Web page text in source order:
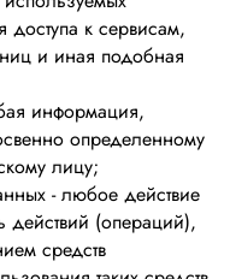
доступа к сервисам,
и иная подобная
информация,
определенному
лицу;
- любое действие
действий (операций),
средств